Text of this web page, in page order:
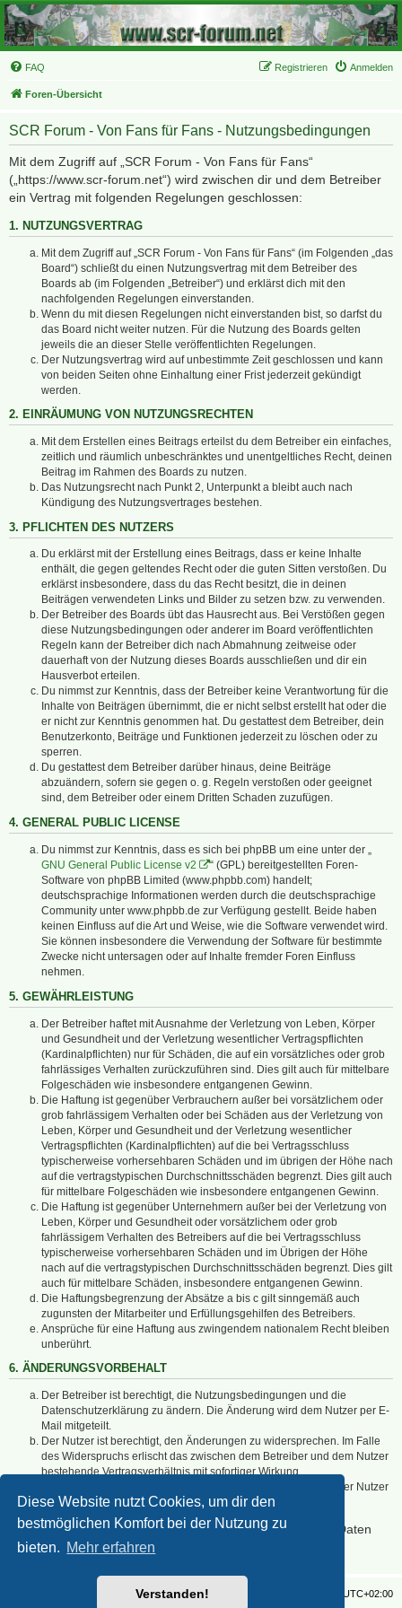
Diese Website nutzt Cookies, um dir den
bestmöglichen Komfort bei der Nutzung zu
bieten. Mehr erfahren
Verstanden!
FAQ Anmelden
Registrieren
Foren-Übersicht
SCR Forum - Von Fans für Fans - Nutzungsbedingungen
Mit dem Zugriff auf „SCR Forum - Von Fans für Fans“
(„https://www.scr-forum.net“) wird zwischen dir und dem Betreiber
ein Vertrag mit folgenden Regelungen geschlossen:
1. NUTZUNGSVERTRAG
Mit dem Zugriff auf „SCR Forum - Von Fans für Fans“ (im Folgenden „das
Board“) schließt du einen Nutzungsvertrag mit dem Betreiber des
Boards ab (im Folgenden „Betreiber“) und erklärst dich mit den
nachfolgenden Regelungen einverstanden.
Wenn du mit diesen Regelungen nicht einverstanden bist, so darfst du
das Board nicht weiter nutzen. Für die Nutzung des Boards gelten
jeweils die an dieser Stelle veröffentlichten Regelungen.
Der Nutzungsvertrag wird auf unbestimmte Zeit geschlossen und kann
von beiden Seiten ohne Einhaltung einer Frist jederzeit gekündigt
werden.
2. EINRÄUMUNG VON NUTZUNGSRECHTEN
Mit dem Erstellen eines Beitrags erteilst du dem Betreiber ein einfaches,
zeitlich und räumlich unbeschränktes und unentgeltliches Recht, deinen
Beitrag im Rahmen des Boards zu nutzen.
Das Nutzungsrecht nach Punkt 2, Unterpunkt a bleibt auch nach
Kündigung des Nutzungsvertrages bestehen.
3. PFLICHTEN DES NUTZERS
Du erklärst mit der Erstellung eines Beitrags, dass er keine Inhalte
enthält, die gegen geltendes Recht oder die guten Sitten verstoßen. Du
erklärst insbesondere, dass du das Recht besitzt, die in deinen
Beiträgen verwendeten Links und Bilder zu setzen bzw. zu verwenden.
Der Betreiber des Boards übt das Hausrecht aus. Bei Verstößen gegen
diese Nutzungsbedingungen oder anderer im Board veröffentlichten
Regeln kann der Betreiber dich nach Abmahnung zeitweise oder
dauerhaft von der Nutzung dieses Boards ausschließen und dir ein
Hausverbot erteilen.
Du nimmst zur Kenntnis, dass der Betreiber keine Verantwortung für die
Inhalte von Beiträgen übernimmt, die er nicht selbst erstellt hat oder die
er nicht zur Kenntnis genommen hat. Du gestattest dem Betreiber, dein
Benutzerkonto, Beiträge und Funktionen jederzeit zu löschen oder zu
sperren.
Du gestattest dem Betreiber darüber hinaus, deine Beiträge
abzuändern, sofern sie gegen o. g. Regeln verstoßen oder geeignet
sind, dem Betreiber oder einem Dritten Schaden zuzufügen.
4. GENERAL PUBLIC LICENSE
Du nimmst zur Kenntnis, dass es sich bei phpBB um eine unter der „
GNU General Public License v2
“ (GPL) bereitgestellten Foren-
Software von phpBB Limited (www.phpbb.com) handelt;
deutschsprachige Informationen werden durch die deutschsprachige
Community unter www.phpbb.de zur Verfügung gestellt. Beide haben
keinen Einfluss auf die Art und Weise, wie die Software verwendet wird.
Sie können insbesondere die Verwendung der Software für bestimmte
Zwecke nicht untersagen oder auf Inhalte fremder Foren Einfluss
nehmen.
5. GEWÄHRLEISTUNG
Der Betreiber haftet mit Ausnahme der Verletzung von Leben, Körper
und Gesundheit und der Verletzung wesentlicher Vertragspflichten
(Kardinalpflichten) nur für Schäden, die auf ein vorsätzliches oder grob
fahrlässiges Verhalten zurückzuführen sind. Dies gilt auch für mittelbare
Folgeschäden wie insbesondere entgangenen Gewinn.
Die Haftung ist gegenüber Verbrauchern außer bei vorsätzlichem oder
grob fahrlässigem Verhalten oder bei Schäden aus der Verletzung von
Leben, Körper und Gesundheit und der Verletzung wesentlicher
Vertragspflichten (Kardinalpflichten) auf die bei Vertragsschluss
typischerweise vorhersehbaren Schäden und im übrigen der Höhe nach
auf die vertragstypischen Durchschnittsschäden begrenzt. Dies gilt auch
für mittelbare Folgeschäden wie insbesondere entgangenen Gewinn.
Die Haftung ist gegenüber Unternehmern außer bei der Verletzung von
Leben, Körper und Gesundheit oder vorsätzlichem oder grob
fahrlässigem Verhalten des Betreibers auf die bei Vertragsschluss
typischerweise vorhersehbaren Schäden und im Übrigen der Höhe
nach auf die vertragstypischen Durchschnittsschäden begrenzt. Dies gilt
auch für mittelbare Schäden, insbesondere entgangenen Gewinn.
Die Haftungsbegrenzung der Absätze a bis c gilt sinngemäß auch
zugunsten der Mitarbeiter und Erfüllungsgehilfen des Betreibers.
Ansprüche für eine Haftung aus zwingendem nationalem Recht bleiben
unberührt.
6. ÄNDERUNGSVORBEHALT
Der Betreiber ist berechtigt, die Nutzungsbedingungen und die
Datenschutzerklärung zu ändern. Die Änderung wird dem Nutzer per E-
Mail mitgeteilt.
Der Nutzer ist berechtigt, den Änderungen zu widersprechen. Im Falle
des Widerspruchs erlischt das zwischen dem Betreiber und dem Nutzer
bestehende Vertragsverhältnis mit sofortiger Wirkung.
Die Änderungen gelten als anerkannt und verbindlich, wenn der Nutzer
den Änderungen zugestimmt hat.
Informationen über den Umgang mit deinen persönlichen Daten
sind in der Datenschutzerklärung enthalten.
UTC+02:00